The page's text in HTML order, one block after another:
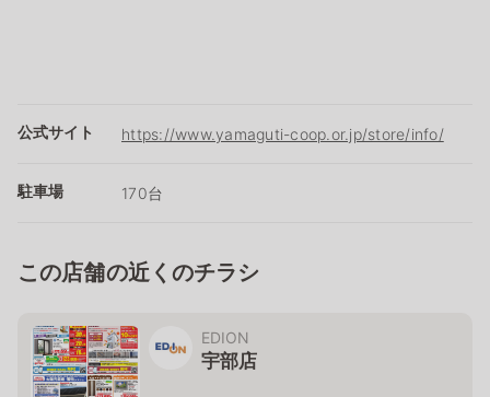
公式サイト https://www.yamaguti-coop.or.jp/store/info/
駐車場 170台
この店舗の近くのチラシ
EDION
宇部店